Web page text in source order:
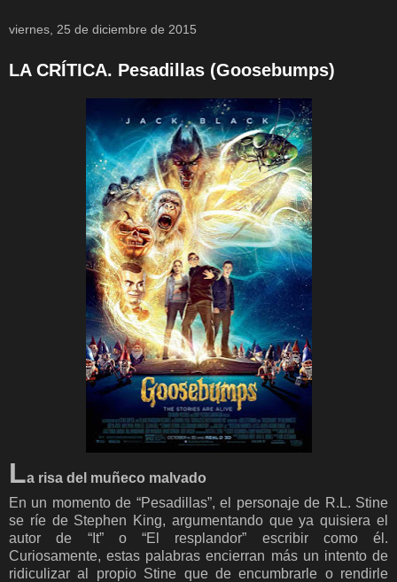
viernes, 25 de diciembre de 2015
LA CRÍTICA. Pesadillas (Goosebumps)
La risa del muñeco malvado
En un momento de “Pesadillas”, el personaje de R.L. Stine
se ríe de Stephen King, argumentando que ya quisiera el
autor de “It” o “El resplandor” escribir como él.
Curiosamente, estas palabras encierran más un intento de
ridiculizar al propio Stine que de encumbrarle o rendirle